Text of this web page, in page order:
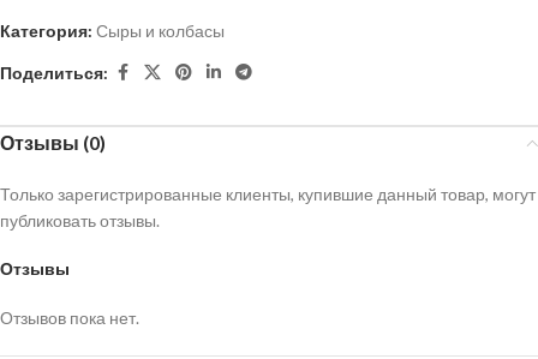
Категория: Сыры и колбасы
Поделиться:
Отзывы (0)
Отзывы
Отзывов пока нет.
Только зарегистрированные клиенты, купившие данный товар, могут
публиковать отзывы.